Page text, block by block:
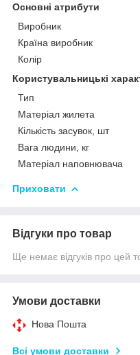
Основні атрибути
Виробник
Країна виробник
Колір
Користувальницькі
Тип
Матеріал жилета
Кількість засувок, шт
Вага людини, кг
Матеріал наповнювача
Приховати
Відгуки про товар
Ще немає відгуків про цей
Умови доставки
Нова Пошта
Всі умови доставки